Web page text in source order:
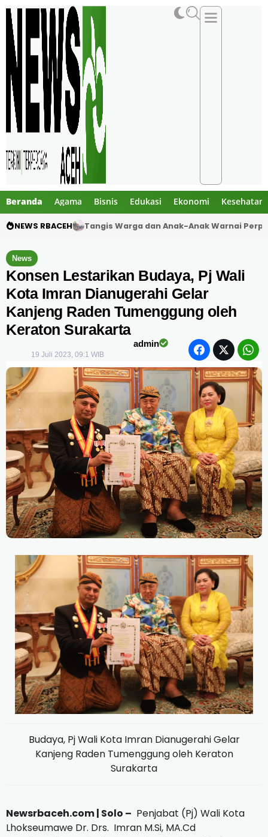
Beranda Agama Bisnis Edukasi Ekonomi Kesehatan
NEWS RBACEH Dua Pelajar Meninggal dalam Kecelakaan
News
Konsen Lestarikan Budaya, Pj Wali
Kota Imran Dianugerahi Gelar
Kanjeng Raden Tumenggung oleh
Keraton Surakarta
admin
19 Juli 2023, 09:1 WIB
Budaya, Pj Wali Kota Imran Dianugerahi Gelar
Kanjeng Raden Tumenggung oleh Keraton
Surakarta
Newsrbaceh.com | Solo – Penjabat (Pj) Wali Kota
Lhokseumawe Dr. Drs. Imran M.Si, MA.Cd